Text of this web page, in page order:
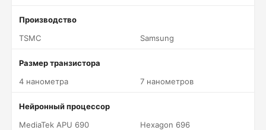
Производство
TSMC
Samsung
Размер транзистора
4 нанометра
7 нанометров
Нейронный процессор
MediaTek APU 690
Hexagon 696